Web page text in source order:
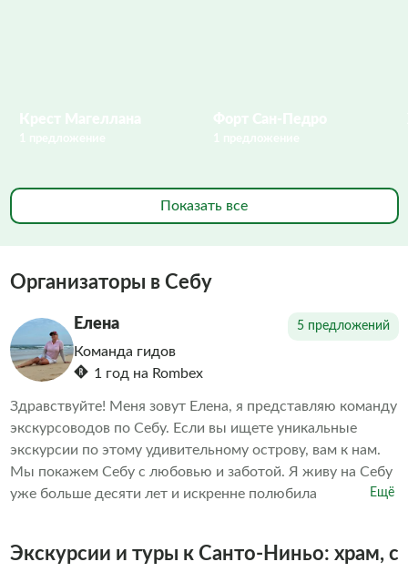
Показать все
Организаторы в Себу
Елена 5 предложений
Команда гидов
1 год на Rombex
Здравствуйте! Меня зовут Елена, я представляю команду
экскурсоводов по Себу. Если вы ищете уникальные
экскурсии по этому удивительному острову, вам к нам.
Мы покажем Себу с любовью и заботой. Я живу на Себу
уже больше десяти лет и искренне полюбила
острова. Наши экскурсии – это не просто информация, а
Ещё
Экскурсии и туры к Санто-Ниньо: храм, с